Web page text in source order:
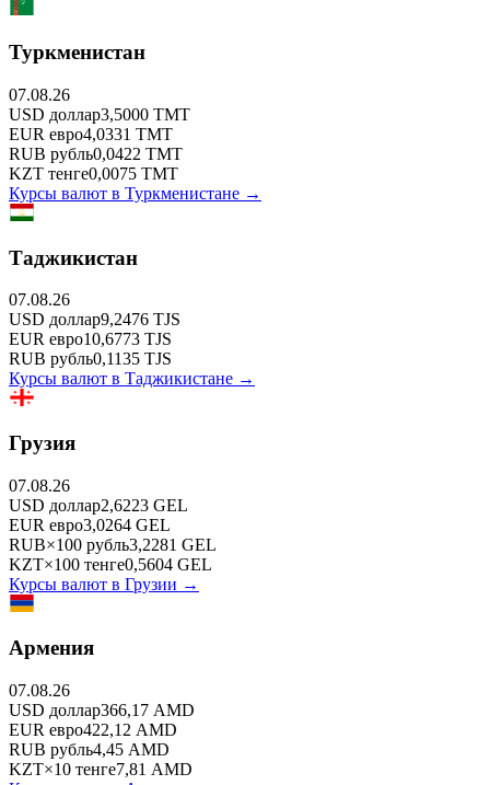
Туркменистан
07.08.26
USD доллар3,5000 TMT
EUR евро4,0331 TMT
RUB рубль0,0422 TMT
KZT тенге0,0075 TMT
Курсы валют в Туркменистане →
Таджикистан
07.08.26
USD доллар9,2476 TJS
EUR евро10,6773 TJS
RUB рубль0,1135 TJS
Курсы валют в Таджикистане →
Грузия
07.08.26
USD доллар2,6223 GEL
EUR евро3,0264 GEL
RUB×100 рубль3,2281 GEL
KZT×100 тенге0,5604 GEL
Курсы валют в Грузии →
Армения
07.08.26
USD доллар366,17 AMD
EUR евро422,12 AMD
RUB рубль4,45 AMD
KZT×10 тенге7,81 AMD